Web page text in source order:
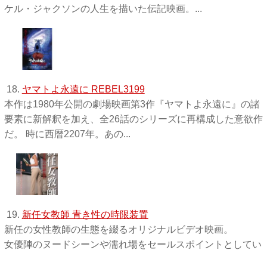
ケル・ジャクソンの人生を描いた伝記映画。...
18. ヤマトよ永遠に REBEL3199
本作は1980年公開の劇場映画第3作『ヤマトよ永遠に』の諸
要素に新解釈を加え、全26話のシリーズに再構成した意欲作
だ。 時に西暦2207年。あの...
19. 新任女教師 青き性の時限装置
新任の女性教師の生態を綴るオリジナルビデオ映画。
女優陣のヌードシーンや濡れ場をセールスポイントとしてい